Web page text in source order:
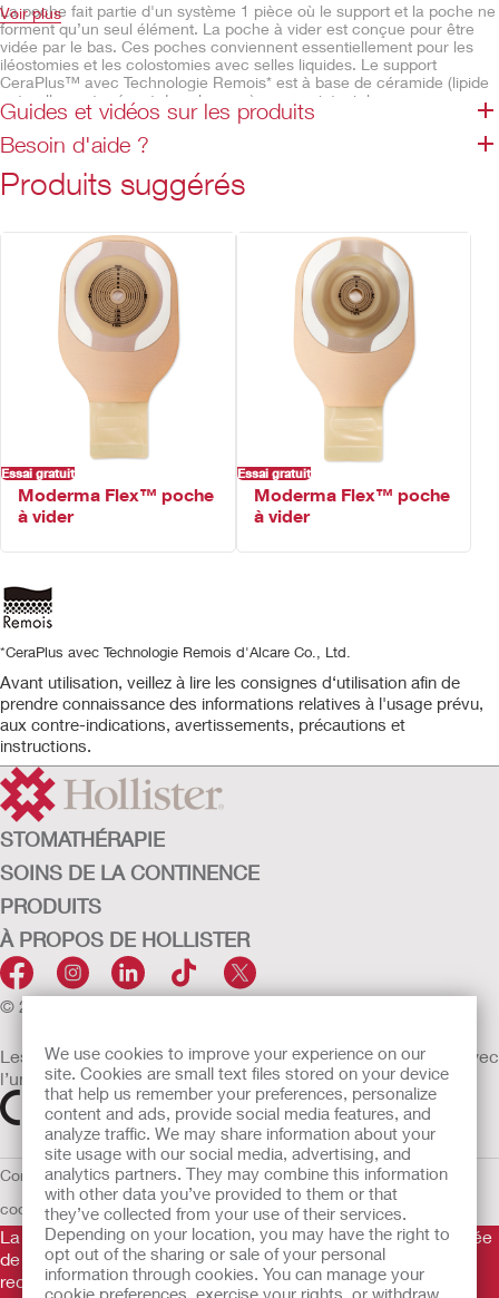
We use cookies to improve your experience on our
site. Cookies are small text files stored on your device
that help us remember your preferences, personalize
content and ads, provide social media features, and
analyze traffic. We may share information about your
site usage with our social media, advertising, and
analytics partners. They may combine this information
with other data you’ve provided to them or that
they’ve collected from your use of their services.
Depending on your location, you may have the right to
opt out of the sharing or sale of your personal
information through cookies. You can manage your
cookie preferences, exercise your rights, or withdraw
La poche fait partie d'un système 1 pièce où le support et la poche ne
forment qu’un seul élément. La poche à vider est conçue pour être
vidée par le bas. Ces poches conviennent essentiellement pour les
iléostomies et les colostomies avec selles liquides. Le support
CeraPlus™ avec Technologie Remois* est à base de céramide (lipide
naturellement présent dans la peau) pour maintenir la peau
péristomiale en bonne santé en renforçant les défenses naturelles de
la peau et maintenant l’hydratation. La fenêtre de contrôle permet
d’observer efficacement la stomie et les effluents. La poche à vider
Moderma Flex™ dispose d’un clamp intégré Lock 'n Roll™ sûr et
facile à utiliser grâce à ses villosités auto-aggripantes sur le rabat de
fermeture qui s'imbriquent les unes dans les autres. Le filtre intégré
désodorisation de la poche. Le revêtement ComfortWear™ beige offre
plus de confort.
Les produits pour stomie CeraPlus™* ont reçu une
accréditation dermatologique officielle de la Skin Health
Alliance, ce qui peut donner confiance et rassurer ceux qui
utilisent nos produits.
Caractéristiques
Support soft convexe CeraPlus™ avec bord adhésif
Poche à vider de forme symétrique ou anatomique
Clamp Lock 'n Roll™
Les œillets permettent d'attacher facilement une ceinture
Filtre AF300™ intégré
Version beige: avec fenêtre de contrôle.
Voir plus
Guides et vidéos sur les produits
Besoin d'aide ?
Produits suggérés
Essai gratuit
Moderma Flex™ poche
à vider
Essai gratuit
Moderma Flex™ poche
à vider
*CeraPlus avec Technologie Remois d'Alcare Co., Ltd.
Avant utilisation, veillez à lire les consignes d‘utilisation afin de
prendre connaissance des informations relatives à l'usage prévu,
aux contre-indications, avertissements, précautions et
instructions.
STOMATHÉRAPIE
SOINS DE LA CONTINENCE
PRODUITS
À PROPOS DE HOLLISTER
© 2026 Hollister Incorporated
Les dispositifs médicaux vendus dans l’UE sont marqués avec
l’un des symboles suivants selon le besoin
Conditions d'utilisationPolitique de confidentialitéUtilisation des
cookies UE Avis au Dénonciateur
La Gamme de produits Hollister stomathérapie est constituée
de dispositifs d’appareillage d’une stomie permettant le
recueil des effluents. Il s’agit de dispositifs médicaux